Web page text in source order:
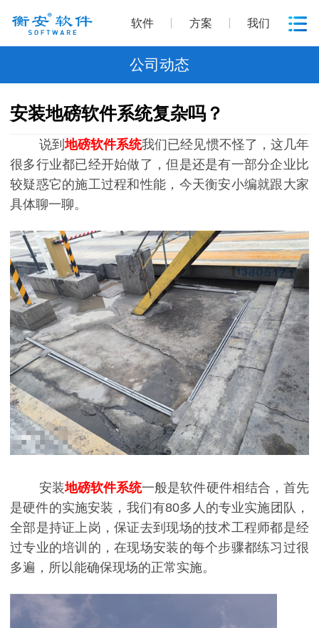
软件 方案 我们
公司动态
安装地磅软件系统复杂吗？
说到地磅软件系统我们已经见惯不怪了，这几年
很多行业都已经开始做了，但是还是有一部分企业比
较疑惑它的施工过程和性能，今天衡安小编就跟大家
具体聊一聊。
安装地磅软件系统一般是软件硬件相结合，首先
是硬件的实施安装，我们有80多人的专业实施团队，
全部是持证上岗，保证去到现场的技术工程师都是经
过专业的培训的，在现场安装的每个步骤都练习过很
多遍，所以能确保现场的正常实施。